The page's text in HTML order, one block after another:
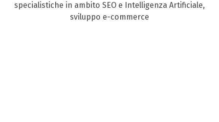
specialistiche in ambito SEO e Intelligenza Artificiale,
sviluppo e-commerce